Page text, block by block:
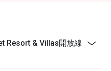
Resort & Villas開放線